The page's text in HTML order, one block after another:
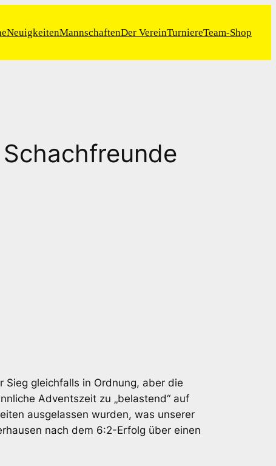
NeuigkeitenMannschaftenDer VereinTurniereTeam-Shop
gleichfalls in Ordnung, aber die
Adventszeit zu „belastend“ auf
ausgelassen wurden, was unserer
nach dem 6:2-Erfolg über einen